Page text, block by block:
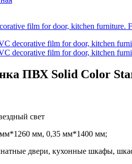
ПВХ Solid Color
свет
мм, 0,35 мм*1400 мм;
двери, кухонные шкафы,